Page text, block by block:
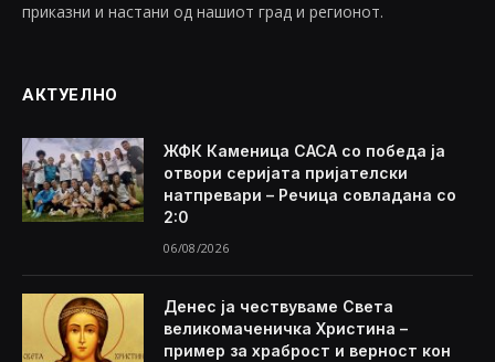
приказни и настани од нашиот град и регионот.
АКТУЕЛНО
ЖФК Каменица САСА со победа ја
отвори серијата пријателски
натпревари – Речица совладана со
2:0
06/08/2026
Денес ја чествуваме Света
великомаченичка Христина –
пример за храброст и верност кон